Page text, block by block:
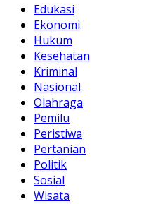
Edukasi
Ekonomi
Hukum
Kesehatan
Kriminal
Nasional
Olahraga
Pemilu
Peristiwa
Pertanian
Politik
Sosial
Wisata